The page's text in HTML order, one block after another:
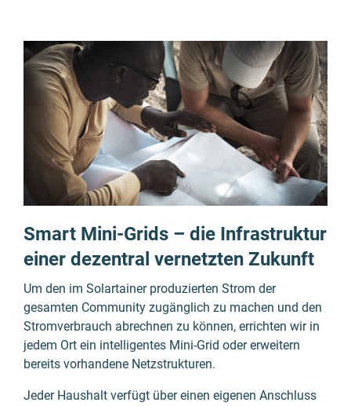
Smart Mini-Grids – die Infrastruktur
einer dezentral vernetzten Zukunft
Um den im Solartainer produzierten Strom der
gesamten Community zugänglich zu machen und den
Strom­ver­brauch abrechnen zu können, errichten wir in
jedem Ort ein intelli­gentes Mini-Grid oder erweitern
bereits vorhandene Netz­struk­turen.
Jeder Haus­halt verfügt über einen eigenen Anschluss